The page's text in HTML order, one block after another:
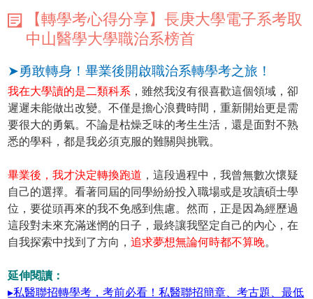
【轉學考心得分享】長庚大學電子系考取
中山醫學大學職治系榜首
➤勇敢轉身！畢業後開啟職治系轉學考之旅！
我在大學讀的是二類科系 ，雖然我沒有很喜歡這個領域，卻
遲遲未能做出改變。不僅是擔心浪費時間，重新開始更是需
要很大的勇氣。不論是枯燥乏味的考生生活，還是面對不熟
悉的學科，都是我必須克服的難關與挑戰。
畢業後，我才決定轉換跑道 ，這段過程中，我曾無數次懷疑
自己的選擇。看著同屆的同學紛紛投入職場或是攻讀碩士學
位，要從頭再來的我不免感到焦慮。然而，正是因為經歷過
這段對未來充滿迷惘的日子，最終讓我堅定自己的內心，在
自我探索中找到了方向，追求夢想無論何時都不算晚。
延伸閱讀：
▸私醫聯招轉學考，考前必看！私醫聯招簡章、考古題、最低